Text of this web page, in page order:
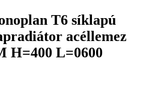
T6 síklapú
acéllemez
H=400 L=0600